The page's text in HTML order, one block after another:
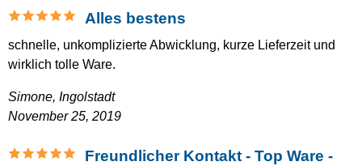
Alles bestens
schnelle, unkomplizierte Abwicklung, kurze Lieferzeit und
wirklich tolle Ware.
Simone, Ingolstadt
November 25, 2019
Freundlicher Kontakt - Top Ware -